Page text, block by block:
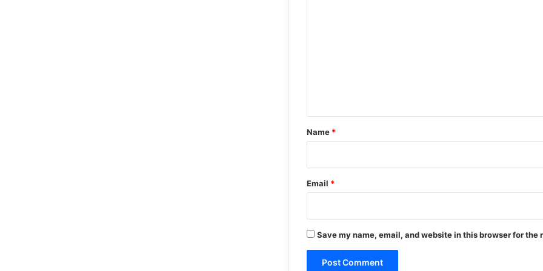
*
Name *
Email *
Save my name, email, and website in this browser for the